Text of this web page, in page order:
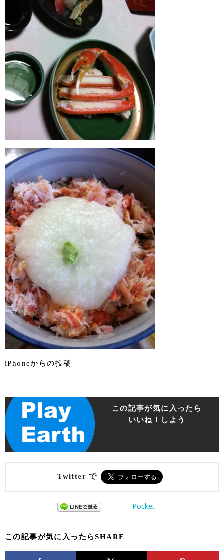
iPhoneからの投稿
この記事が気に入ったら
いいね！しよう
Twitter で
Pocket
この記事が気に入ったらSHARE